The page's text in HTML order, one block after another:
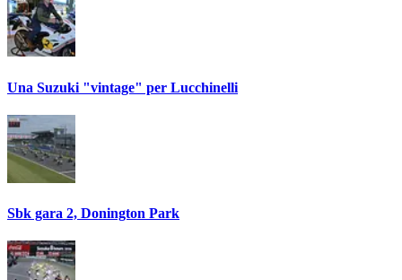
Una Suzuki "vintage" per Lucchinelli
Sbk gara 2, Donington Park